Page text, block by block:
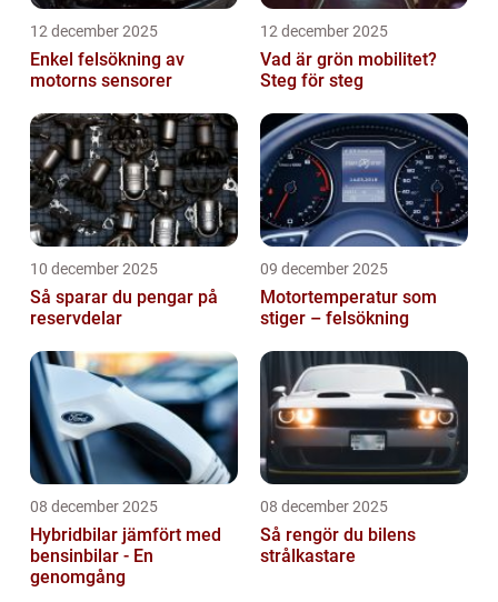
12 december 2025
Enkel felsökning av
motorns sensorer
12 december 2025
Vad är grön mobilitet?
Steg för steg
10 december 2025
Så sparar du pengar på
reservdelar
09 december 2025
Motortemperatur som
stiger – felsökning
08 december 2025
Hybridbilar jämfört med
bensinbilar - En
genomgång
08 december 2025
Så rengör du bilens
strålkastare